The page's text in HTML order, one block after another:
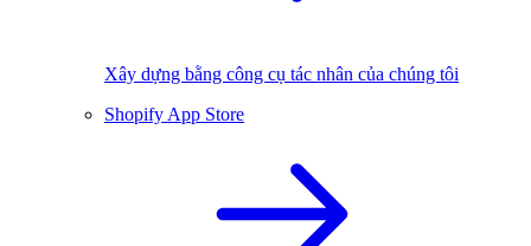
Xây dựng bằng công cụ tác nhân của chúng tôi
Shopify App Store